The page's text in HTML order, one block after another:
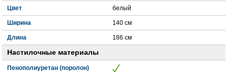
Цвет белый
Ширина 140 см
Длина 186 см
Настилочные материалы
Пенополиуретан (поролон)